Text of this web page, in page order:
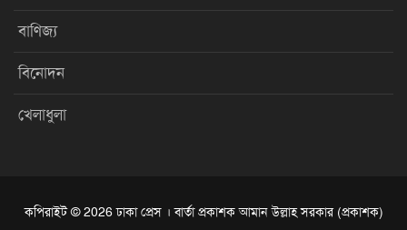
বাণিজ্য
বিনোদন
খেলাধুলা
কপিরাইট © 2026 ঢাকা প্রেস । বার্তা প্রকাশক আমান উল্লাহ সরকার (প্রকাশক)